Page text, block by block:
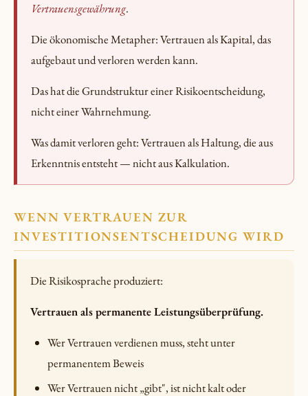
Vertrauensgewährung.
Die ökonomische Metapher: Vertrauen als Kapital, das
aufgebaut und verloren werden kann.
Das hat die Grundstruktur einer Risikoentscheidung,
nicht einer Wahrnehmung.
Was damit verloren geht: Vertrauen als Haltung, die aus
Erkenntnis entsteht — nicht aus Kalkulation.
WENN VERTRAUEN ZUR
INVESTITIONSENTSCHEIDUNG WIRD
Die Risikosprache produziert:
Vertrauen als permanente Leistungsüberprüfung.
Wer Vertrauen verdienen muss, steht unter
permanentem Beweis
Wer Vertrauen nicht „gibt", ist nicht kalt oder